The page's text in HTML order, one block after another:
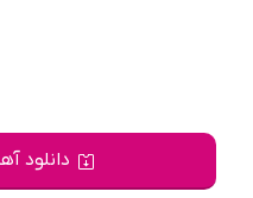
دانلود